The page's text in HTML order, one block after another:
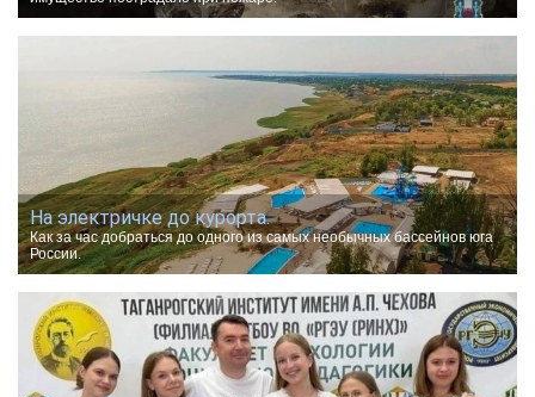
На электричке до курорта.
Как за час добраться до одного из самых необычных бассейнов юга
России.